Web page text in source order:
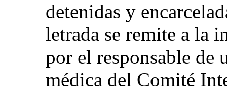
detenidas y
letrada se remite a la
por el responsable de
médica del Comité